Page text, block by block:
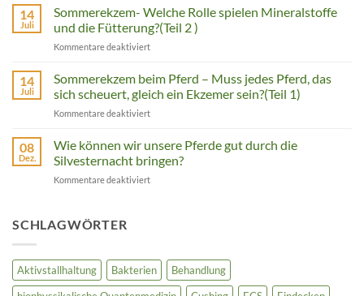
Hitze
verträgt
ein
Pferd
Cushing-
Syndrom
(ECS)
beim
–
Symptome
und
handeln
14
Juli
Sommerekzem- Welche Rolle spielen Mineralstoffe
und die Fütterung?(Teil 2 )
Kommentare deaktiviertfür
Welche
spielen
Mineralstoffe
die
Fütterung?
(Teil
2
14
Juli
Sommerekzem beim Pferd – Muss jedes Pferd, das
sich scheuert, gleich ein Ekzemer sein?(Teil 1)
Kommentare deaktiviertfür
–
Muss
gleich
ein
Ekzemer
08
Dez.
Wie können wir unsere Pferde gut durch die
Silvesternacht bringen?
Kommentare deaktiviertfür
gut
durch
die
SCHLAGWÖRTER
Aktivstallhaltung Bakterien
Behandlung